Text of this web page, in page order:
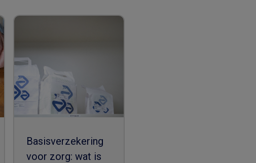
Basisverzekering
voor zorg: wat is